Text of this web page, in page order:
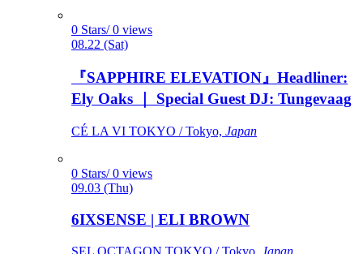
0 Stars/ 0 views
08.22 (Sat)
『SAPPHIRE ELEVATION』Headliner:
Ely Oaks ｜ Special Guest DJ: Tungevaag
CÉ LA VI TOKYO / Tokyo, Japan
0 Stars/ 0 views
09.03 (Thu)
6IXSENSE | ELI BROWN
SEL OCTAGON TOKYO / Tokyo, Japan